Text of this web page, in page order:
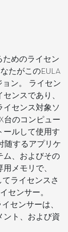
ためのライセン
たがこのEULA
ン。 ライセン
ンスであり、
イセンス対象ソ
台のコンピュー
ールして使用す
随するアプリケ
ム、およびその
メモリで、
てライセンスさ
センサー。
センサーは、
ント、および資